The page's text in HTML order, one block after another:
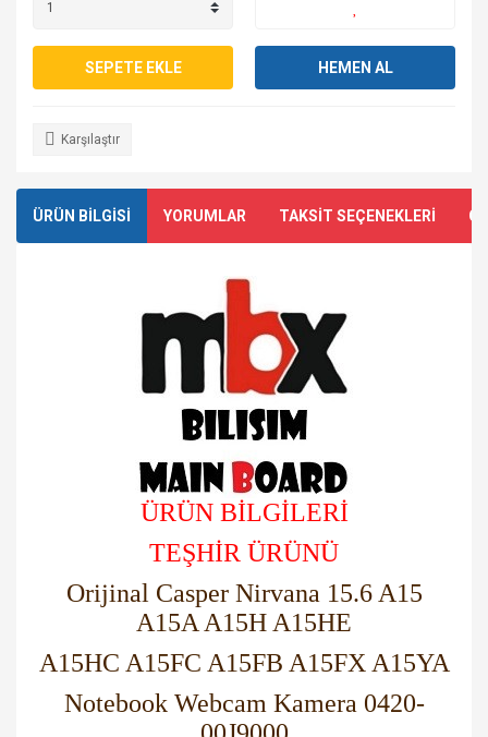
SEPETE EKLE HEMEN AL
Karşılaştır
ÜRÜN BİLGİSİ YORUMLAR TAKSİT SEÇENEKLERİ
ÜRÜN BİLGİLERİ
TEŞHİR ÜRÜNÜ
Orijinal Casper Nirvana 15.6 A15
A15A A15H A15HE
A15HC A15FC A15FB A15FX A15YA
Notebook Webcam Kamera 0420-